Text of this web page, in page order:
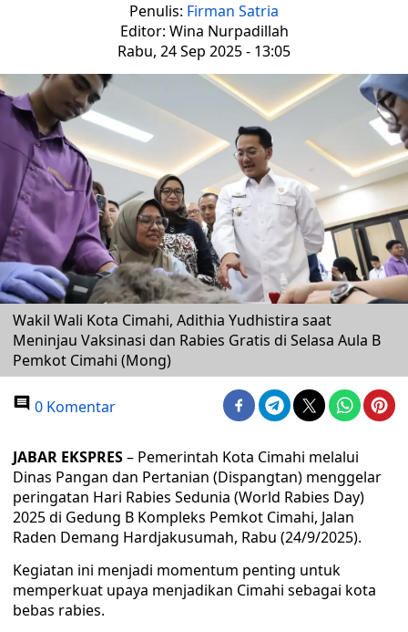
Penulis: Firman Satria
Editor: Wina Nurpadillah
Rabu, 24 Sep 2025 - 13:05
Wakil Wali Kota Cimahi, Adithia Yudhistira saat
Meninjau Vaksinasi dan Rabies Gratis di Selasa Aula B
Pemkot Cimahi (Mong)
0 Komentar
JABAR EKSPRES– Pemerintah Kota Cimahi melalui
Dinas Pangan dan Pertanian (Dispangtan) menggelar
peringatan Hari Rabies Sedunia (World Rabies Day)
2025 di Gedung B Kompleks Pemkot Cimahi, Jalan
Raden Demang Hardjakusumah, Rabu (24/9/2025).
Kegiatan ini menjadi momentum penting untuk
memperkuat upaya menjadikan Cimahi sebagai kota
bebas rabies.